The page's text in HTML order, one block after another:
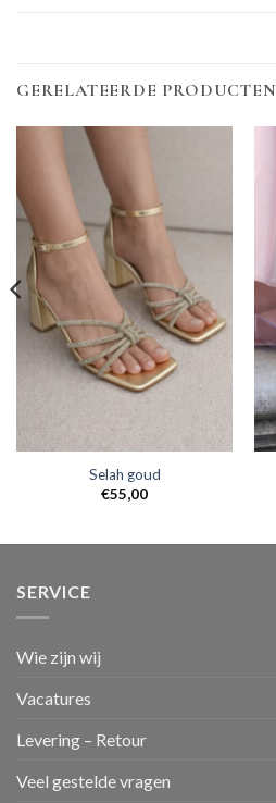
GERELATEERDE PRODUCTEN
Selah goud
€55,00
SERVICE
Wie zijn wij
Vacatures
Levering – Retour
Veel gestelde vragen